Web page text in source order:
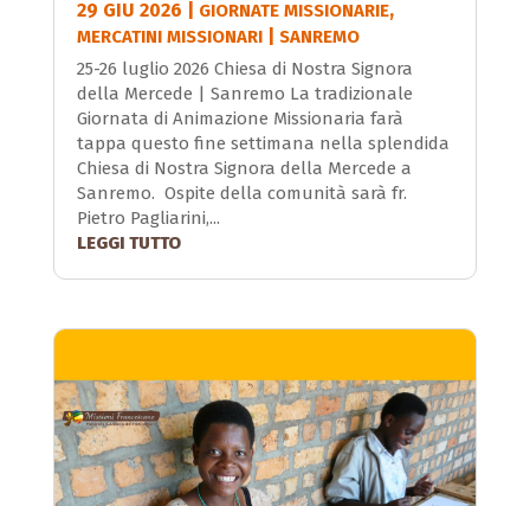
29 GIU 2026 GIORNATE MISSIONARIE,
MERCATINI MISSIONARI| SANREMO
25-26 luglio 2026 Chiesa di Nostra Signora
della Mercede | Sanremo La tradizionale
Giornata di Animazione Missionaria farà
tappa questo fine settimana nella splendida
Chiesa di Nostra Signora della Mercede a
Sanremo. Ospite della comunità sarà fr.
Pietro Pagliarini,...
LEGGI TUTTO